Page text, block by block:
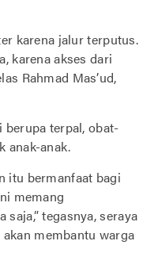
karena jalur terputus.
karena akses dari
Rahmad Mas’ud,
berupa terpal, obat-
anak-anak.
itu bermanfaat bagi
memang
tegasnya, seraya
membantu warga